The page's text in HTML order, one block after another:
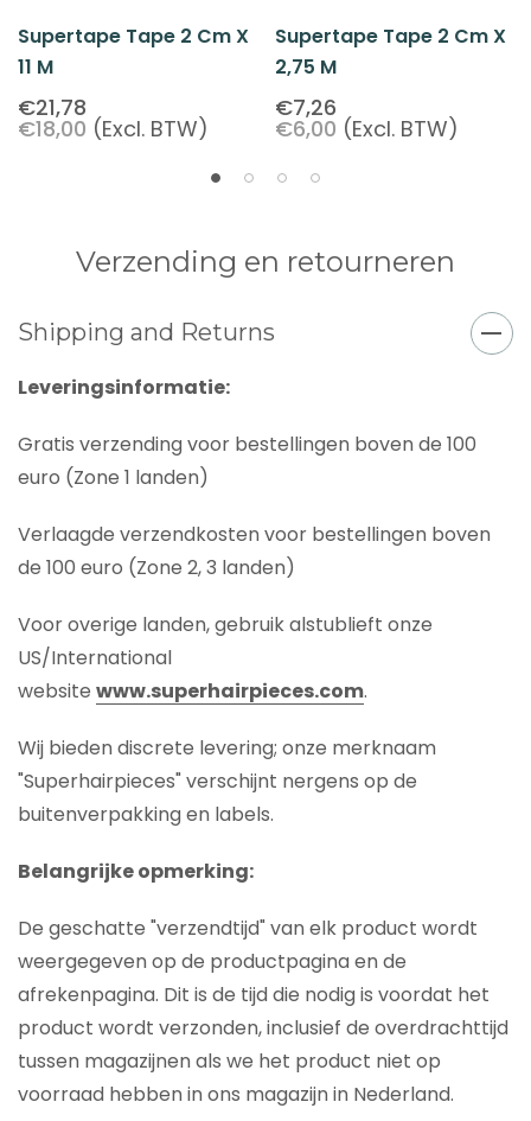
Supertape Tape 2 Cm X
11 M
€21,78
€18,00 (Excl. BTW)
Supertape Tape 2 Cm X
2,75 M
€7,26
€6,00 (Excl. BTW)
Verzending en retourneren
Shipping and Returns
Leveringsinformatie:
Gratis verzending voor bestellingen boven de 100
euro (Zone 1 landen)
Verlaagde verzendkosten voor bestellingen boven
de 100 euro (Zone 2, 3 landen)
Voor overige landen, gebruik alstublieft onze
US/International
website www.superhairpieces.com.
Wij bieden discrete levering; onze merknaam
"Superhairpieces" verschijnt nergens op de
buitenverpakking en labels.
Belangrijke opmerking:
De geschatte "verzendtijd" van elk product wordt
weergegeven op de productpagina en de
afrekenpagina. Dit is de tijd die nodig is voordat het
product wordt verzonden, inclusief de overdrachttijd
tussen magazijnen als we het product niet op
voorraad hebben in ons magazijn in Nederland.